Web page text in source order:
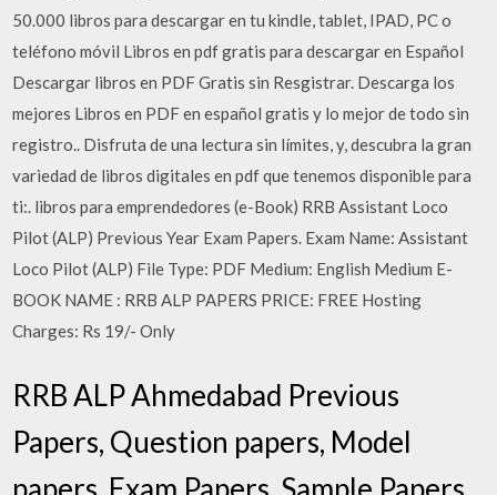
50.000 libros para descargar en tu kindle, tablet, IPAD, PC o
teléfono móvil Libros en pdf gratis para descargar en Español
Descargar libros en PDF Gratis sin Resgistrar. Descarga los
mejores Libros en PDF en español gratis y lo mejor de todo sin
registro.. Disfruta de una lectura sin límites, y, descubra la gran
variedad de libros digitales en pdf que tenemos disponible para
ti:. libros para emprendedores (e-Book) RRB Assistant Loco
Pilot (ALP) Previous Year Exam Papers. Exam Name: Assistant
Loco Pilot (ALP) File Type: PDF Medium: English Medium E-
BOOK NAME : RRB ALP PAPERS PRICE: FREE Hosting
Charges: Rs 19/- Only
RRB ALP Ahmedabad Previous
Papers, Question papers, Model
papers, Exam Papers, Sample Papers,